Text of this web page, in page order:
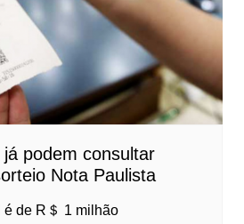
podem consultar
Nota Paulista
de R＄ 1 milhão